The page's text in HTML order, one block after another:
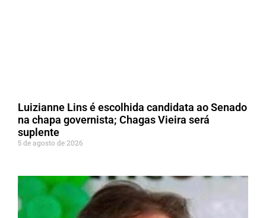
Luizianne Lins é escolhida candidata ao Senado
na chapa governista; Chagas Vieira será
suplente
5 de agosto de 2026